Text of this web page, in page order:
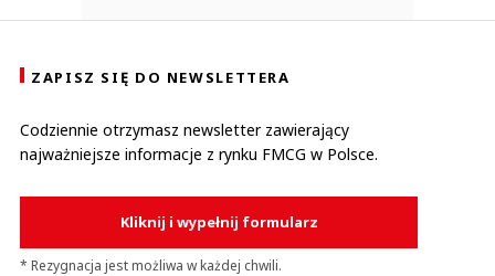
ZAPISZ SIĘ DO NEWSLETTERA
Codziennie otrzymasz newsletter zawierający
najważniejsze informacje z rynku FMCG w Polsce.
Kliknij i wypełnij formularz
* Rezygnacja jest możliwa w każdej chwili.